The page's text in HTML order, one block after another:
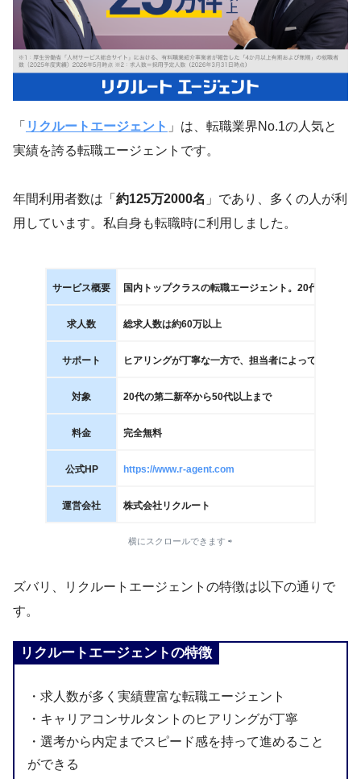
「 リクルートエージェント 」は、転職業界No.1の人気と
実績を誇る転職エージェントです。
年間利用者数は「 約125万2000名 」であり、多くの人が利
用しています。私自身も転職時に利用しました。
サービス概要 国内トップクラスの転職エージェント。20代から50
求人数 総求人数は約60万以上
サポート ヒアリングが丁寧な一方で、担当者によって対応の差
対象 20代の第二新卒から50代以上まで
料金 完全無料
公式HP https://www.r-agent.com
運営会社 株式会社リクルート
横にスクロールできます ⇨
ズバリ、リクルートエージェントの特徴は以下の通りで
す。
リクルートエージェントの特徴
・求人数が多く実績豊富な転職エージェント
・キャリアコンサルタントのヒアリングが丁寧
・選考から内定までスピード感を持って進めること
ができる